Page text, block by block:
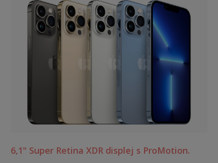
6,1" Super Retina XDR displej s ProMotion.